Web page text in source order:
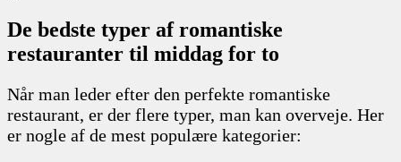
De bedste typer af romantiske
restauranter til middag for to
Når man leder efter den perfekte romantiske
restaurant, er der flere typer, man kan overveje. Her
er nogle af de mest populære kategorier: